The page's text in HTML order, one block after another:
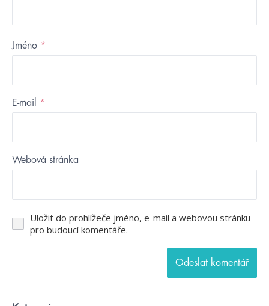
Jméno *
E-mail *
Webová stránka
Uložit do prohlížeče jméno, e-mail a webovou stránku
pro budoucí komentáře.